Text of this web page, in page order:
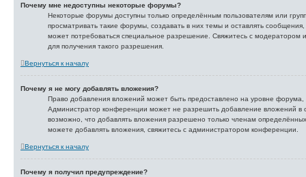
Почему мне недоступны некоторые форумы?
Некоторые форумы доступны только определённым пользователям или
просматривать такие форумы, создавать в них темы и оставлять
может потребоваться специальное разрешение. Свяжитесь с
для получения такого разрешения.
Вернуться к началу
Почему я не могу добавлять вложения?
Право добавления вложений может быть предоставлено на уровне форума,
Администратор конференции может не разрешить добавление вложений в
возможно, что добавлять вложения разрешено только членам
можете добавлять вложения, свяжитесь с администратором конференции.
Вернуться к началу
Почему я получил предупреждение?